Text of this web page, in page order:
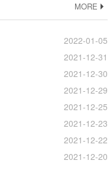
MORE
2022-01-05
2021-12-31
2021-12-30
2021-12-29
2021-12-25
2021-12-23
2021-12-22
2021-12-20